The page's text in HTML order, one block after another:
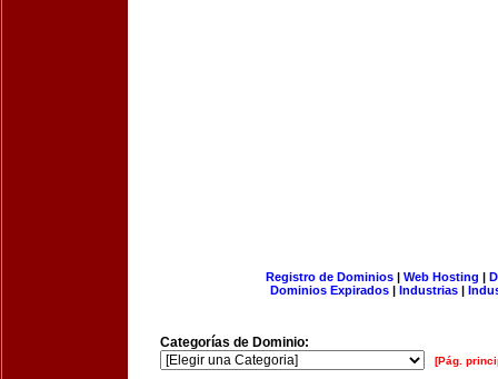
Registro de Dominios| Web Hosting |
Dominios Expirados | Industrias |
Categorías de Dominio:
[Pág.